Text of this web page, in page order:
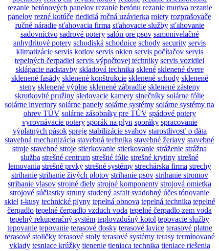
rezanie betónových panelov rezanie betónu rezanie muriva rezanie
panelov rezné kotúče riedidlá ročná uzávierka rolety rozprašovače
ručné náradie sťahovacia firma sťahovacie služby sťahovanie
sadovníctvo sadrové potery salón pre psov samonivelačné
anhydritové potery schodiská schodnice schody security servis
klimatizácie servis kotlov servis okien servis počítačov servis
tepelných čerpadiel servis výpočtovej techniky servis vozidiel
sklápacie nadstavby skladová technika sklené sklenené dvere
sklenené fasády sklenené konštrukcie sklenené schody sklenené
steny sklenené výplne sklenené zábradlie sklenené zásteny
skrutkovité pružiny sledovacie kamery slnečníky solárne fólie
solárne invertory solárne panely solárne systémy solárne systémy na
ohrev TÚV solárne zásobníky pre TÚV spádové potery
vyrovnávacie potery sporák na plyn sporáky spracovanie
výplatných pások spreje stabilizácie svahov starostlivosť o dáta
stavebná mechanizácia stavebná technika stavebné žeriavy stavebné
stroje stavebné stroje stierkovanie stierkovanie stráženie strážna
služba strešné centrum strešné fólie strešné krytiny strešné
lemovania strešné prvky strešné systémy strechárska firma strechy
strihanie strihanie živých plotov strihanie psov strihanie stromov
strihanie vlasov strojné diely strojné komponenty strojová omietka
strojové súčiastky struny studený asfalt svadobný účes tónovanie
skiel t-kusy technické plyny tepelná obnova tepelná technika tepelné
čerpadlo tepelné čerpadlo vzduch voda tepelné čerpadlo zem voda
tepelný rekuperačný systém teplovzdušný kotol tepovacie služby
tepovanie tepovanie terasové dosky terasové lavice terasové platne
terasové stoličky terasové stoly terasové systémy terasy termínované
vklady tesniace krúžky tienenie tieniaca technika tieniace riešenia